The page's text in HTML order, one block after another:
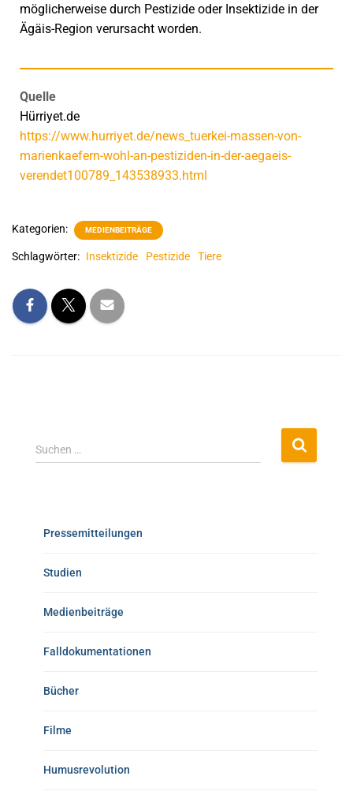
möglicherweise durch Pestizide oder Insektizide in der
Ägäis-Region verursacht worden.
Quelle
Hürriyet.de
https://www.hurriyet.de/news_tuerkei-massen-von-
marienkaefern-wohl-an-pestiziden-in-der-aegaeis-
verendet100789_143538933.html
Kategorien: MEDIENBEITRÄGE
Schlagwörter: Insektizide Pestizide Tiere
Suchen …
Pressemitteilungen
Studien
Medienbeiträge
Falldokumentationen
Bücher
Filme
Humusrevolution